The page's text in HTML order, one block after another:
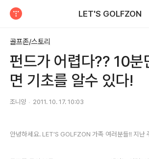
LET'S GOLFZON
골프존/스토리
펀드가 어렵다?? 10분
면 기초를 알수 있다!
조니양 2011. 10. 17. 10:03
안녕하세요. LET'S GOLFZON 가족 여러분들!! 지난